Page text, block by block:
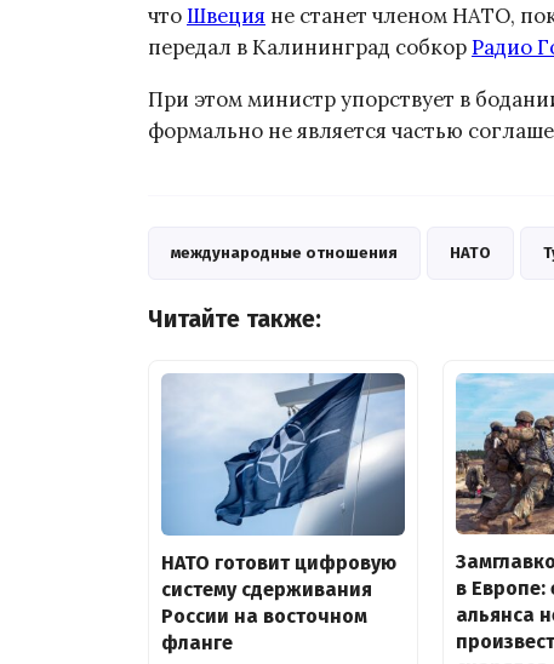
чтоШвеция не станет членом НАТО,
передал в Калининград собкорРадио
При этом министр упорствует в
формально не является частью
международные отношения НАТО
Читайте также:
НАТО готовит цифровую
систему сдерживания
России на восточном
фланге
в Европе:
альянса